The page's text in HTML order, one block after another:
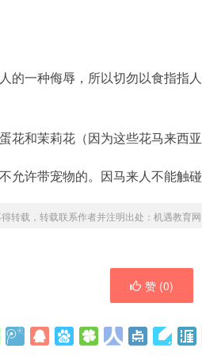
的一种侮辱，所以切勿以食指指
花和茉莉花（因为这些花马来西亚
允许带宠物的。因马来人不能触
转载，转载联系作者并注明出处： 机遇教育网
赞 (0)